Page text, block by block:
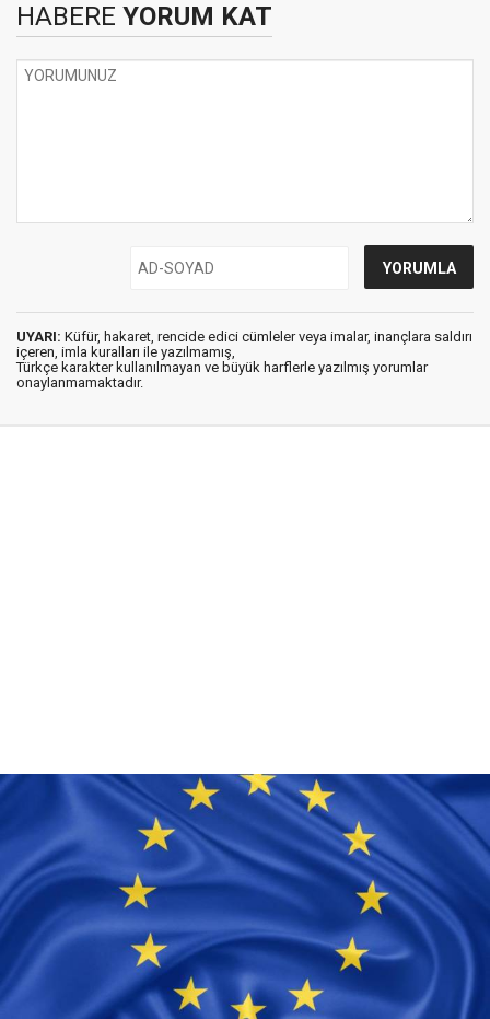
HABERE YORUM KAT
UYARI: Küfür, hakaret, rencide edici cümleler veya imalar, inançlara saldırı
içeren, imla kuralları ile yazılmamış,
Türkçe karakter kullanılmayan ve büyük harflerle yazılmış yorumlar
onaylanmamaktadır.